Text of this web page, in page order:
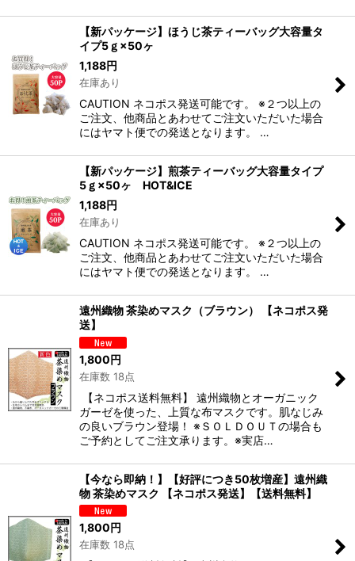
【新パッケージ】ほうじ茶ティーバッグ大容量タ
イプ5ｇ×50ヶ
1,188円
在庫あり
CAUTION ネコポス発送可能です。 ※２つ以上の
ご注文、他商品とあわせてご注文いただいた場合
にはヤマト便での発送となります。 …
【新パッケージ】煎茶ティーバッグ大容量タイプ
5ｇ×50ヶ HOT&ICE
1,188円
在庫あり
CAUTION ネコポス発送可能です。 ※２つ以上の
ご注文、他商品とあわせてご注文いただいた場合
にはヤマト便での発送となります。 …
遠州織物 茶染めマスク（ブラウン） 【ネコポス発
送】
1,800円
在庫数 18点
【ネコポス送料無料】 遠州織物とオーガニック
ガーゼを使った、上質な布マスクです。肌なじみ
の良いブラウン登場！ ※ＳＯＬＤＯＵＴの場合も
ご予約としてご注文承ります。※実店…
【今なら即納！】【好評につき50枚増産】遠州織
物 茶染めマスク 【ネコポス発送】【送料無料】
1,800円
在庫数 18点